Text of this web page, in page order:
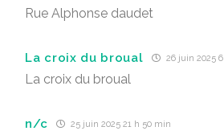
Rue Alphonse daudet
La croix du broual 26 juin 2025
La croix du broual
n/c 25 juin 2025 21 h 50 min